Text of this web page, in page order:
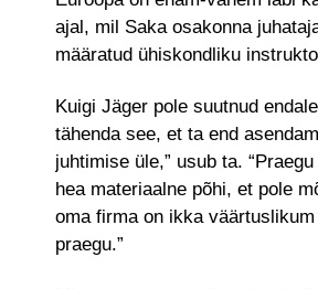
ajal, mil Saka osakonna
määratud ühiskondliku
Kuigi Jäger pole suutnud
tähenda see, et ta end
juhtimise üle,” usub ta.
hea materiaalne põhi, et pole
oma firma on ikka
praegu.”